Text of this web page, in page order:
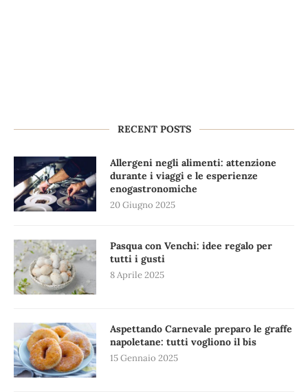
RECENT POSTS
Allergeni negli alimenti: attenzione
durante i viaggi e le esperienze
enogastronomiche
20 Giugno 2025
Pasqua con Venchi: idee regalo per
tutti i gusti
8 Aprile 2025
Aspettando Carnevale preparo le graffe
napoletane: tutti vogliono il bis
15 Gennaio 2025